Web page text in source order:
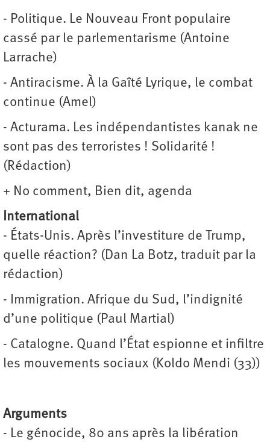
- Politique. Le Nouveau Front populaire
cassé par le parlementarisme (Antoine
Larrache)
- Antiracisme. À la Gaîté Lyrique, le combat
continue (Amel)
- Acturama. Les indépendantistes kanak ne
sont pas des terroristes ! Solidarité !
(Rédaction)
+ No comment, Bien dit, agenda
International
- États-Unis. Après l’investiture de Trump,
quelle réaction? (Dan La Botz, traduit par la
rédaction)
- Immigration. Afrique du Sud, l’indignité
d’une politique (Paul Martial)
- Catalogne. Quand l’État espionne et infiltre
les mouvements sociaux (Koldo Mendi (33))
Arguments
- Le génocide, 80 ans après la libération